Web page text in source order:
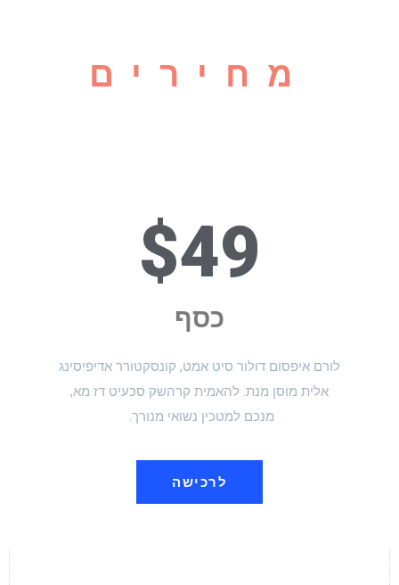
מחירים
$49
כסף
לורם איפסום דולור סיט אמט, קונסקטורר אדיפיסינג
אלית מוסן מנת. להאמית קרהשק סכעיט דז מא,
מנכם למטכין נשואי מנורך.
לרכישה